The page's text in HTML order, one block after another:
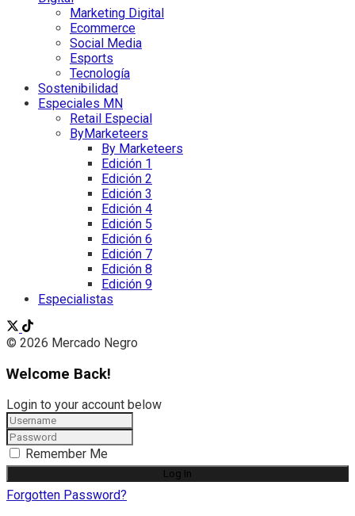
Marketing Digital
Ecommerce
Social Media
Esports
Tecnología
Sostenibilidad
Especiales MN
Retail Especial
ByMarketeers
By Marketeers
Edición 1
Edición 2
Edición 3
Edición 4
Edición 5
Edición 6
Edición 7
Edición 8
Edición 9
Especialistas
© 2026 Mercado Negro
Welcome Back!
Login to your account below
Remember Me
Forgotten Password?